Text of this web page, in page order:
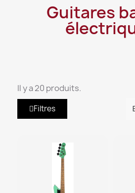
Guitares
Il y a 20 produits.
Filtres